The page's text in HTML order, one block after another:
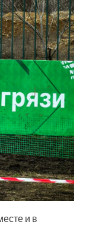
и в